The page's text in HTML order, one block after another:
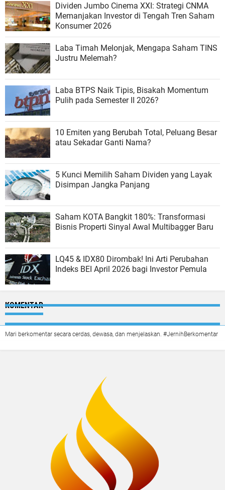
Dividen Jumbo Cinema XXI: Strategi CNMA
Memanjakan Investor di Tengah Tren Saham
Konsumer 2026
Laba Timah Melonjak, Mengapa Saham TINS
Justru Melemah?
Laba BTPS Naik Tipis, Bisakah Momentum
Pulih pada Semester II 2026?
10 Emiten yang Berubah Total, Peluang Besar
atau Sekadar Ganti Nama?
5 Kunci Memilih Saham Dividen yang Layak
Disimpan Jangka Panjang
Saham KOTA Bangkit 180%: Transformasi
Bisnis Properti Sinyal Awal Multibagger Baru
LQ45 & IDX80 Dirombak! Ini Arti Perubahan
Indeks BEI April 2026 bagi Investor Pemula
KOMENTAR
Mari berkomentar secara cerdas, dewasa, dan menjelaskan. #JernihBerkomentar